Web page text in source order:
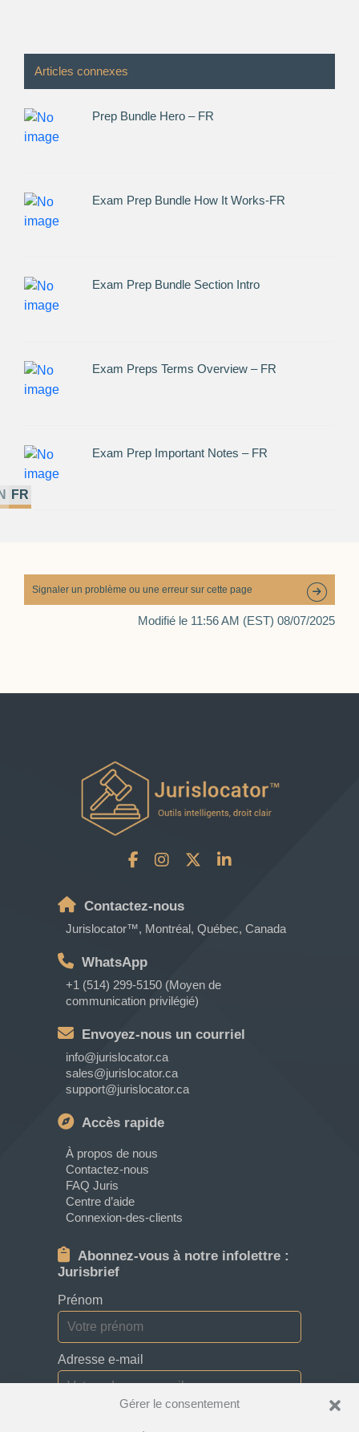
Gérer le consentement
FR
Articles connexes
Prep Bundle Hero – FR
Exam Prep Bundle How It Works-FR
Exam Prep Bundle Section Intro
Exam Preps Terms Overview – FR
Exam Prep Important Notes – FR
Signaler un problème ou une erreur sur cette page
Modifié le 11:56 AM (EST) 08/07/2025
Contactez-nous
Jurislocator™, Montréal, Québec, Canada
WhatsApp
+1 (514) 299-5150 (Moyen de
communication privilégié)
Envoyez-nous un courriel
info@jurislocator.ca
sales@jurislocator.ca
support@jurislocator.ca
Accès rapide
À propos de nous
Contactez-nous
FAQ Juris
Centre d’aide
Connexion-des-clients
Abonnez-vous à notre infolettre :
Jurisbrief
Prénom
Adresse e-mail